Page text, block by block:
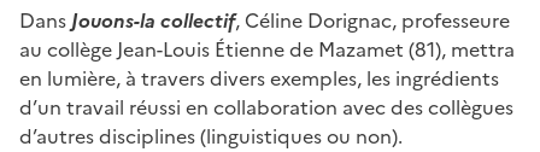
Dans Jouons-la collectif, Céline Dorignac, professeure
au collège Jean-Louis Étienne de Mazamet (81), mettra
en lumière, à travers divers exemples, les ingrédients
d’un travail réussi en collaboration avec des collègues
d’autres disciplines (linguistiques ou non).